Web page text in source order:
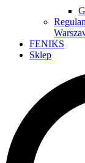
FENIKS
Sklep